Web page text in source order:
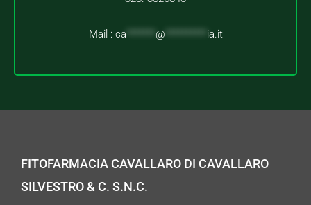
Mail : ca @ ia.it
FITOFARMACIA CAVALLARO DI CAVALLARO
SILVESTRO & C. S.N.C.